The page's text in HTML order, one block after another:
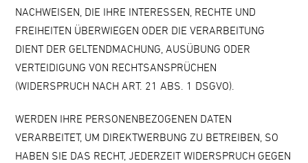
NACHWEISEN, DIE IHRE INTERESSEN, RECHTE UND
FREIHEITEN ÜBERWIEGEN ODER DIE VERARBEITUNG
DIENT DER GELTENDMACHUNG, AUSÜBUNG ODER
VERTEIDIGUNG VON RECHTSANSPRÜCHEN
(WIDERSPRUCH NACH ART. 21 ABS. 1 DSGVO).
WERDEN IHRE PERSONENBEZOGENEN DATEN
VERARBEITET, UM DIREKTWERBUNG ZU BETREIBEN, SO
HABEN SIE DAS RECHT, JEDERZEIT WIDERSPRUCH GEGEN